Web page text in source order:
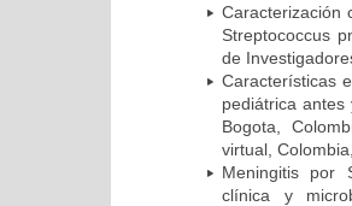
Caracterización
Streptococcus
de
Características
pediátrica
Bogota,
virtual,
Meningitis por
clínica y